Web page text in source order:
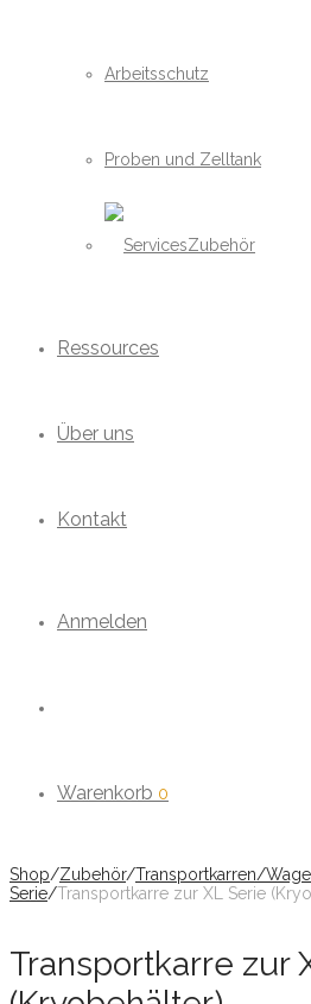
Arbeitsschutz
Proben und Zelltank
Zubehör
Ressources
Über uns
Kontakt
Anmelden
Warenkorb 0
Shop/Zubehör/Transportkarren/
Serie/Transportkarre zur XL Serie
Transportkarre zur